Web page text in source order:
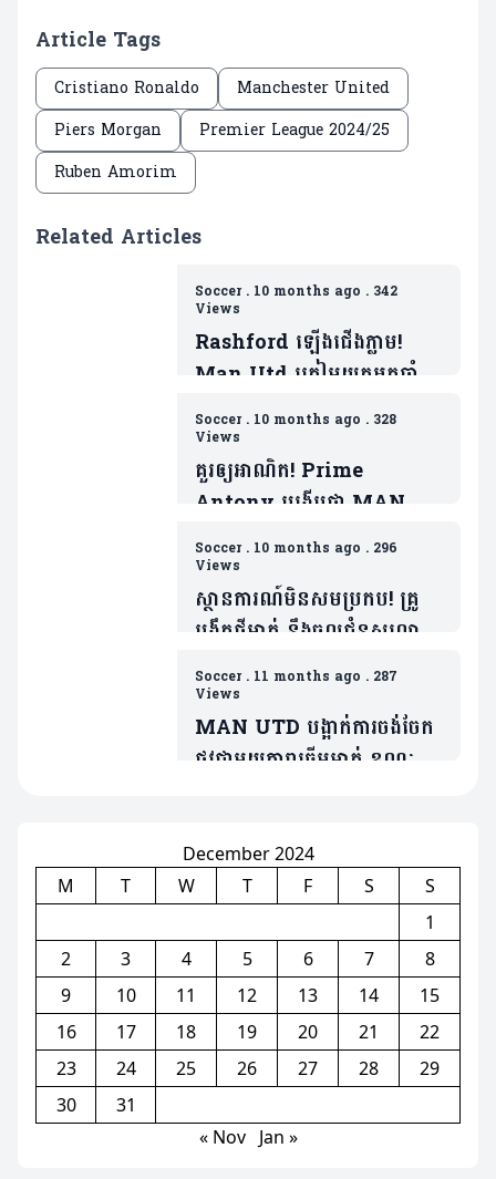
Article Tags
Cristiano Ronaldo
Manchester United
Piers Morgan
Premier League 2024/25
Ruben Amorim
Related Articles
Soccer. 10 months ago . 342
Views
Rashford ឡើងជើងភ្លាម!
Man Utd ត្រៀមយកអ្នកចាំទី
ដ៏ឆ្នើមម្នាក់របស់ Barca ជា
ថ្នូរទិញលក់ផ្ដាច់កុងត្រា
Soccer. 10 months ago . 328
Views
គួរឲ្យអាណិត! Prime
Antony បង្ហើបថា MAN
UTD ធ្វើរឿងមួយដាក់ ដែលជា
ទង្វើមិនផ្តល់តម្លៃឲ្យខ្លួន
Soccer. 10 months ago . 296
Views
ស្ថានការណ៍មិនសមប្រកប! គ្រូ
បង្វឹកថ្មីម្នាក់ នឹងចូលជំនួសលោក
Amorim ប្រសិនក្លឹបមិនធ្វើរឿង
មួយនេះ
Soccer. 11 months ago . 287
Views
MAN UTD បង្អាក់ការចង់ចែក
ផ្លូវជាមួយតារាឆ្នើមម្នាក់ ខណៈត្រូវ
December 2024
M
T W T F S
S
1
2
3 4 5 6 7
8
9
10 11 12 13 14
15
16
17 18 19 20 21
22
23
24 25 26 27 28
29
30
31
« Nov
Jan »